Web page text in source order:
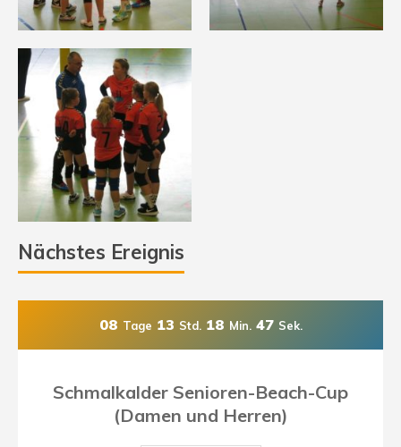
Nächstes Ereignis
08 Tage 13 Std. 18 Min. 47 Sek.
Schmalkalder Senioren-Beach-Cup
(Damen und Herren)